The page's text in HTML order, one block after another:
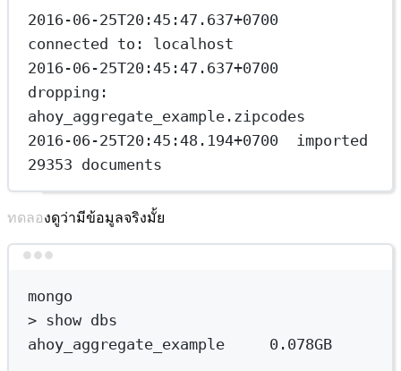
2016-06-25T20:45:47.637+0700
connected to: localhost
2016-06-25T20:45:47.637+0700
dropping:
ahoy_aggregate_example.zipcodes
2016-06-25T20:45:48.194+0700  imported
29353 documents
ทดลองดูว่ามีข้อมูลจริงมั้ย
mongo
> show dbs
ahoy_aggregate_example
0.078GB